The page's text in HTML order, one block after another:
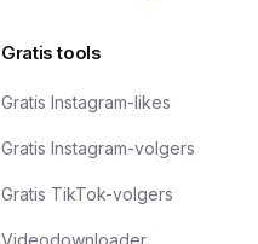
Gratis tools
Gratis Instagram-likes
Gratis Instagram-volgers
Gratis TikTok-volgers
Videodownloader